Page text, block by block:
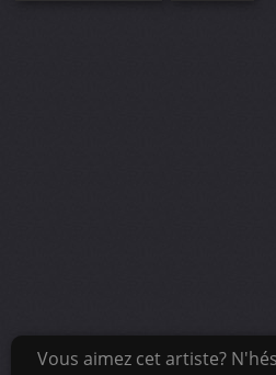
Vous aimez cet artiste?